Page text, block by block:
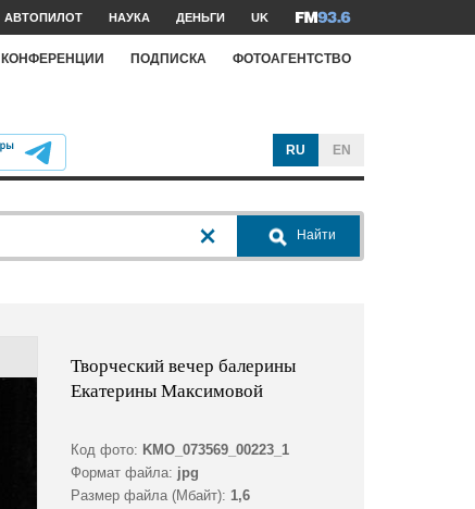
АВТОПИЛОТ НАУКА ДЕНЬГИ UK
КОНФЕРЕНЦИИ ПОДПИСКА ФОТОАГЕНТСТВО
RU EN
Найти
Творческий вечер балерины
Екатерины Максимовой
Код фото: KMO_073569_00223_1
Формат файла: jpg
Размер файла (Мбайт): 1,6